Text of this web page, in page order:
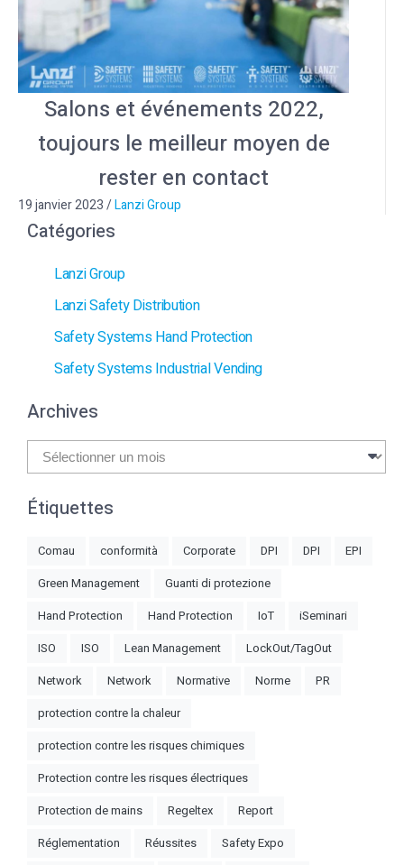
Salons et événements 2022,
toujours le meilleur moyen de
rester en contact
19 janvier 2023/Lanzi Group
Catégories
Lanzi Group
Lanzi Safety Distribution
Safety Systems Hand Protection
Safety Systems Industrial Vending
Archives
Archives
Étiquettes
Comau conformità Corporate DPI DPI
EPI
Green Management
Guanti di protezione
Hand Protection
Hand Protection IoT
iSeminari
ISO
ISO Lean Management
LockOut/TagOut
Network
Network Normative Norme
PR
protection contre la chaleur
protection contre les risques chimiques
Protection contre les risques électriques
Protection de mains
Regeltex
Report
Réglementation
Réussites
Safety Expo